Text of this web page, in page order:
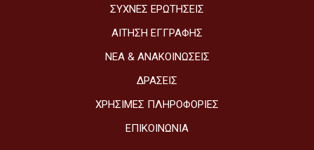
ΣΥΧΝΈΣ ΕΡΩΤΉΣΕΙΣ
ΑΊΤΗΣΗ ΕΓΓΡΑΦΉΣ
ΝΈΑ & ΑΝΑΚΟΙΝΏΣΕΙΣ
ΔΡΆΣΕΙΣ
ΧΡΉΣΙΜΕΣ ΠΛΗΡΟΦΟΡΊΕΣ
ΕΠΙΚΟΙΝΩΝΊΑ